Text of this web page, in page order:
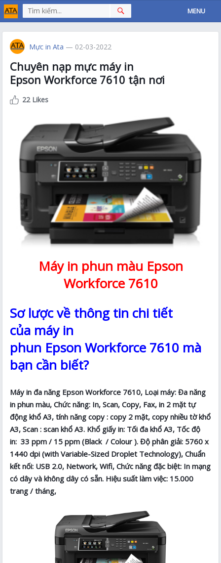
MENU
Mực in Ata — 02-03-2022
Chuyên nạp mực máy in
Epson Workforce 7610 tận nơi
22 Likes
Máy in phun màu Epson
Workforce 7610
Sơ lược về thông tin chi tiết
của máy in
phun Epson Workforce 7610 mà
bạn cần biết?
Máy in đa năng Epson Workforce 7610, Loại máy: Đa năng
in phun màu, Chức năng: In, Scan, Copy, Fax, in 2 mặt tự
động khổ A3, tính năng copy : copy 2 mặt, copy nhiều tờ khổ
A3, Scan : scan khổ A3. Khổ giấy in: Tối đa khổ A3, Tốc độ
in: 33 ppm / 15 ppm (Black / Colour ). Độ phân giải: 5760 x
1440 dpi (with Variable-Sized Droplet Technology), Chuẩn
kết nối: USB 2.0, Network, Wifi, Chức năng đặc biệt: In mạng
có dây và không dây có sẵn. Hiệu suất làm việc: 15.000
trang / tháng,